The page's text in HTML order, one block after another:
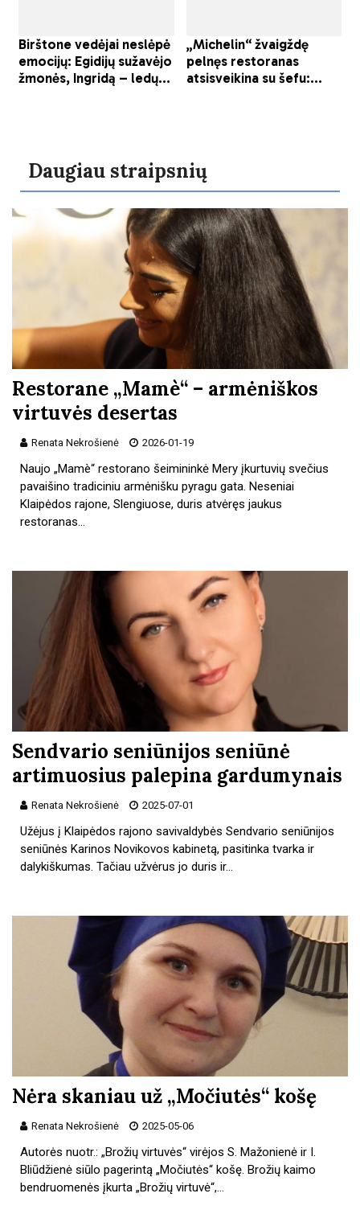
Daugiau straipsnių
Restorane „Mamè“ – armėniškos
virtuvės desertas
Renata Nekrošienė 2026-01-19
Naujo „Mamè“ restorano šeimininkė Mery įkurtuvių svečius
pavaišino tradiciniu armėnišku pyragu gata. Neseniai
Klaipėdos rajone, Slengiuose, duris atvėręs jaukus
restoranas…
Sendvario seniūnijos seniūnė
artimuosius palepina gardumynais
Renata Nekrošienė 2025-07-01
Užėjus į Klaipėdos rajono savivaldybės Sendvario seniūnijos
seniūnės Karinos Novikovos kabinetą, pasitinka tvarka ir
dalykiškumas. Tačiau užvėrus jo duris ir…
Nėra skaniau už „Močiutės“ košę
Renata Nekrošienė 2025-05-06
Autorės nuotr.: „Brožių virtuvės“ virėjos S. Mažonienė ir I.
Bliūdžienė siūlo pagerintą „Močiutės“ košę. Brožių kaimo
bendruomenės įkurta „Brožių virtuvė“,…